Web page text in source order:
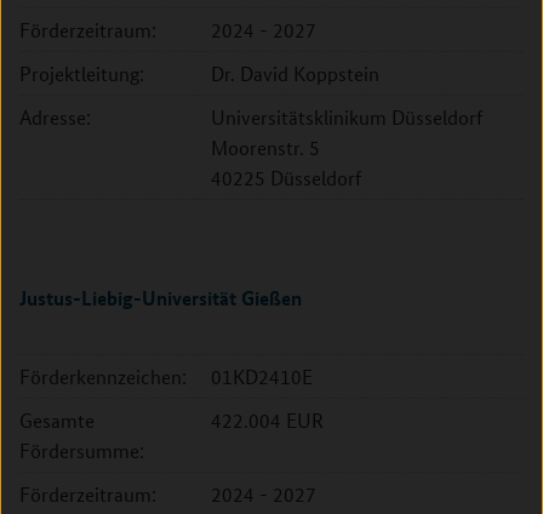
Förderzeitraum:
2024 - 2027
Projektleitung:
Dr. David Koppstein
Adresse:
Universitätsklinikum Düsseldorf
Moorenstr. 5
40225 Düsseldorf
Justus-Liebig-Universität Gießen
Förderkennzeichen:
01KD2410E
Gesamte
Fördersumme:
422.004 EUR
Förderzeitraum:
2024 - 2027